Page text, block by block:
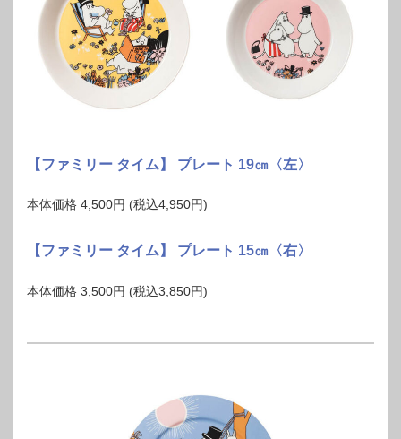
【ファミリー タイム】 プレート 19㎝〈左〉
本体価格 4,500円 (税込4,950円)
【ファミリー タイム】 プレート 15㎝〈右〉
本体価格 3,500円 (税込3,850円)